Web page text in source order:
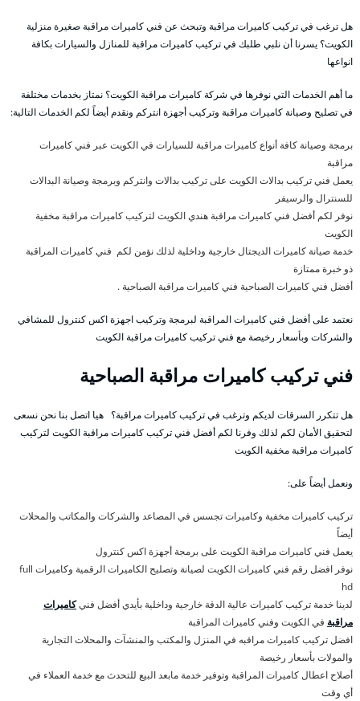
هل ترغب في تركيب كاميرات مراقبة وتبحث عن فني كاميرات مراقبة صغيرة منزلية
الكويت؟ يسرنا أن نلبي طلبك في تركيب كاميرات مراقبة للمنازل والسيارات بكافة
انواعها
ما أهم الخدمات التي نوفرها في شركة كاميرات مراقبة الكويت؟ نمتاز بخدمات مختلفة
في تصليح وصيانة كاميرات مراقبة وتركيب أجهزة انتركم ونقدم أيضاً لكم الخدمات التالية:
برمجة وصيانة كافة أنواع كاميرات مراقبة للسيارات في الكويت عبر فني كاميرات
مراقبة
يعمل فني تركيب بدالات الكويت على تركيب بدالات وانتركم وبرمجة وصيانة البدالات
للسنترال والرسيفر
نوفر لكم أفضل فني كاميرات مراقبة هندي الكويت لتركيب كاميرات مراقبة مخفية
الكويت
خدمة صيانة كاميرات الديجتال خارجية وداخلية لذلك نؤمن لكم فني كاميرات المراقبة
ذو خبرة ممتازة
أفضل فني كاميرات الصباحية فني كاميرات مراقبة الصباحية .
نعتمد على أفضل فني كاميرات المراقبة لبرمجة وتركيب اجهزة اكس كنترول للمشافي
والشركات وبأسعار رخيصة مع فني تركيب كاميرات مراقبة الكويت
فني تركيب كاميرات مراقبة الصباحية
هل تتكرر السرقات لديكم وترغب في تركيب كاميرات مراقبة؟ هيا اتصل بنا نحن نسعى
لتحقيق الأمان لكم لذلك وفرنا لكم أفضل فني تركيب كاميرات مراقبة الكويت لتركيب
كاميرات مراقبة مخفية الكويت
ونعمل أيضاً على:
تركيب كاميرات مخفية وكاميرات تجسس في المصاعد والشركات والمكاتب والمحلات
أيضاً
يعمل فني كاميرات مراقبة الكويت على برمجة أجهزة اكس كنترول
نوفر افضل رقم فني كاميرات الكويت لصيانة وتصليح الكاميرات الرقمية وكاميرات full
hd
لدينا خدمة تركيب كاميرات عالية الدقة خارجية وداخلية بأيدي أفضل فنيكاميرات
مراقبة في الكويت وفني كاميرات المراقبة
افضل تركيب كاميرات مراقبه في المنزل والمكتب والمنشآت والمحلات التجارية
والمولات بأسعار رخيصة
أصلاح اعطال كاميرات المراقبة وتوفير خدمة مابعد البيع للتحدث مع خدمة العملاء في
أي وقت